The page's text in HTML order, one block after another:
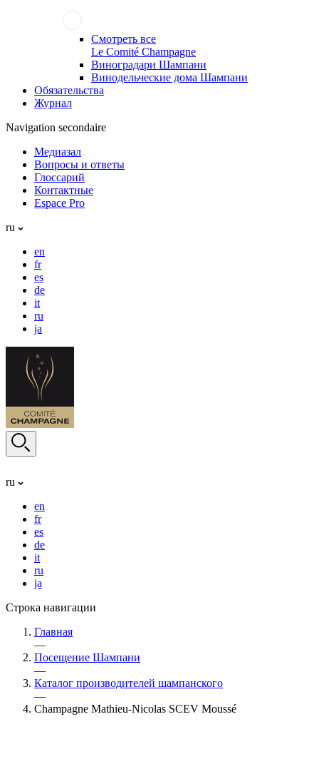
Смотреть все
Le Comité Champagne
Виноградари Шампани
Винодельческие дома Шампани
Обязательства
Журнал
Navigation secondaire
Медиазал
Вопросы и ответы
Глоссарий
Контактные
Espace Pro
ru
en
fr
es
de
it
ru
ja
ru
en
fr
es
de
it
ru
ja
Строка навигации
Главная
—
Посещение Шампани
—
Каталог производителей шампанского
—
Champagne Mathieu-Nicolas SCEV Moussé